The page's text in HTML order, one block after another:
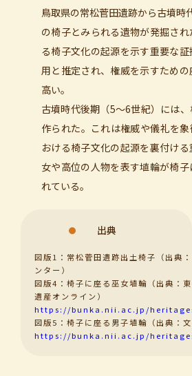
鳥取県の常松菅田遺跡から古墳時
の椅子とみられる遺物が発掘さ
る椅子文化の起源を示す重要な
用と推定され、権威を示すため
高い。
古墳時代後期（5～6世紀）には
作られた。これは権威や儀礼を
おける椅子文化の起源を裏付け
女や高位の人物を表す埴輪が椅
れている。
出典
図版1：常松菅田遺跡出土椅子（出典
ンター）
図版4：椅子に座る巫女埴輪（出典：
遺産オンライン）
https://bunka.nii.ac.jp/
図版5：椅子に座る男子埴輪（出典：文
https://bunka.nii.ac.jp/